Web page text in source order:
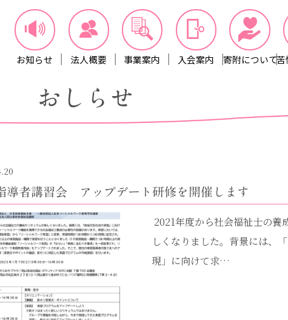
お知らせ 法人概要 事業案内 入会案内 寄附について苦
おしらせ
導者講習会 アップデート研修を開催します
2021年度から社会福祉士の養
しくなりました。背景には、
現」に向けて求…